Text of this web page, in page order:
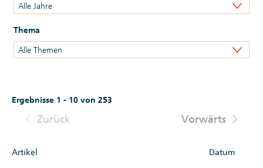
Alle Jahre
Thema
Alle Themen
Ergebnisse 1 - 10 von 253
Zurück Vorwärts
Artikel Datum